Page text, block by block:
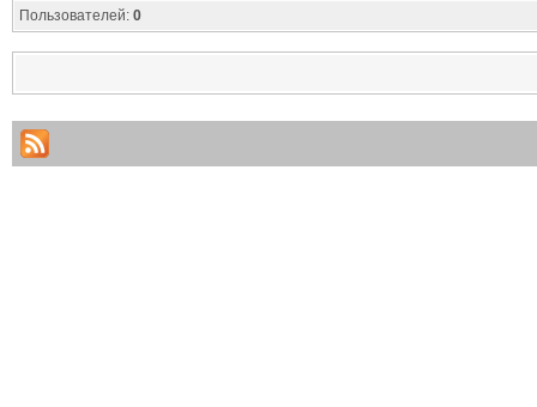
Пользователей: 0